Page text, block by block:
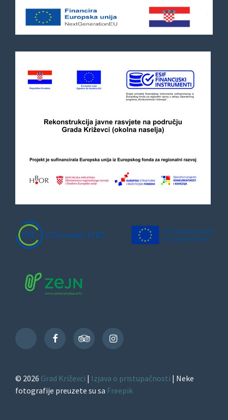
TikTok
FacebookTripAdvisorInstagram
© 2026 Grad Križevci | Izjava o pristupačnosti | Neke
fotografije preuzete su sa Freepik